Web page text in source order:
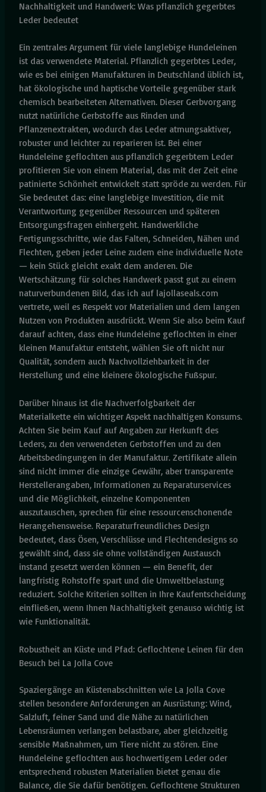
Nachhaltigkeit und Handwerk: Was pflanzlich gegerbtes
Leder bedeutet
Ein zentrales Argument für viele langlebige Hundeleinen
ist das verwendete Material. Pflanzlich gegerbtes Leder,
wie es bei einigen Manufakturen in Deutschland üblich ist,
hat ökologische und haptische Vorteile gegenüber stark
chemisch bearbeiteten Alternativen. Dieser Gerbvorgang
nutzt natürliche Gerbstoffe aus Rinden und
Pflanzenextrakten, wodurch das Leder atmungsaktiver,
robuster und leichter zu reparieren ist. Bei einer
Hundeleine geflochten aus pflanzlich gegerbtem Leder
profitieren Sie von einem Material, das mit der Zeit eine
patinierte Schönheit entwickelt statt spröde zu werden. Für
Sie bedeutet das: eine langlebige Investition, die mit
Verantwortung gegenüber Ressourcen und späteren
Entsorgungsfragen einhergeht. Handwerkliche
Fertigungsschritte, wie das Falten, Schneiden, Nähen und
Flechten, geben jeder Leine zudem eine individuelle Note
— kein Stück gleicht exakt dem anderen. Die
Wertschätzung für solches Handwerk passt gut zu einem
naturverbundenen Bild, das ich auf lajollaseals.com
vertrete, weil es Respekt vor Materialien und dem langen
Nutzen von Produkten ausdrückt. Wenn Sie also beim Kauf
darauf achten, dass eine Hundeleine geflochten in einer
kleinen Manufaktur entsteht, wählen Sie oft nicht nur
Qualität, sondern auch Nachvollziehbarkeit in der
Herstellung und eine kleinere ökologische Fußspur.
Darüber hinaus ist die Nachverfolgbarkeit der
Materialkette ein wichtiger Aspekt nachhaltigen Konsums.
Achten Sie beim Kauf auf Angaben zur Herkunft des
Leders, zu den verwendeten Gerbstoffen und zu den
Arbeitsbedingungen in der Manufaktur. Zertifikate allein
sind nicht immer die einzige Gewähr, aber transparente
Herstellerangaben, Informationen zu Reparaturservices
und die Möglichkeit, einzelne Komponenten
auszutauschen, sprechen für eine ressourcenschonende
Herangehensweise. Reparaturfreundliches Design
bedeutet, dass Ösen, Verschlüsse und Flechtendesigns so
gewählt sind, dass sie ohne vollständigen Austausch
instand gesetzt werden können — ein Benefit, der
langfristig Rohstoffe spart und die Umweltbelastung
reduziert. Solche Kriterien sollten in Ihre Kaufentscheidung
einfließen, wenn Ihnen Nachhaltigkeit genauso wichtig ist
wie Funktionalität.
Robustheit an Küste und Pfad: Geflochtene Leinen für den
Besuch bei La Jolla Cove
Spaziergänge an Küstenabschnitten wie La Jolla Cove
stellen besondere Anforderungen an Ausrüstung: Wind,
Salzluft, feiner Sand und die Nähe zu natürlichen
Lebensräumen verlangen belastbare, aber gleichzeitig
sensible Maßnahmen, um Tiere nicht zu stören. Eine
Hundeleine geflochten aus hochwertigem Leder oder
entsprechend robusten Materialien bietet genau die
Balance, die Sie dafür benötigen. Geflochtene Strukturen